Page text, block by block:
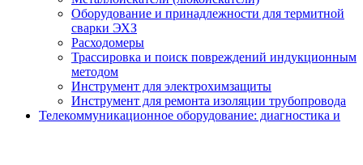
Оборудование и принадлежности для термитной
сварки ЭХЗ
Расходомеры
Трассировка и поиск повреждений индукционным
методом
Инструмент для электрохимзащиты
Инструмент для ремонта изоляции трубопровода
Телекоммуникационное оборудование: диагностика и